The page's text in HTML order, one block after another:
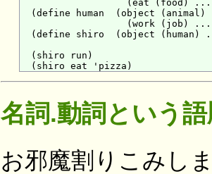
(eat (food)
  (define human  (object (animal)
(work (job)
(define shiro  (object (human)
  (shiro run)
名詞.動詞という
お邪魔割りこみし